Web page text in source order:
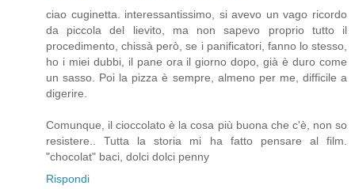
ciao cuginetta. interessantissimo, si avevo un vago ricordo
da piccola del lievito, ma non sapevo proprio tutto il
procedimento, chissà però, se i panificatori, fanno lo stesso,
ho i miei dubbi, il pane ora il giorno dopo, già è duro come
un sasso. Poi la pizza è sempre, almeno per me, difficile a
digerire.
Comunque, il cioccolato è la cosa più buona che c'è, non so
resistere.. Tutta la storia mi ha fatto pensare al film.
"chocolat" baci, dolci dolci penny
Rispondi